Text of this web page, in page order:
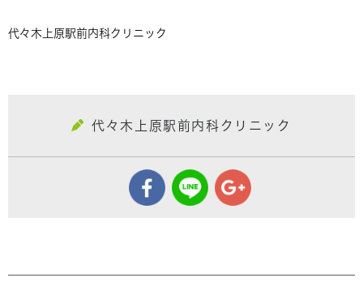
代々木上原駅前内科クリニック
代々木上原駅前内科クリニック